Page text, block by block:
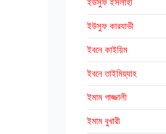
ইউসুফ কারযাভী
ইবনে কাইয়িম
ইবনে তাইমিয়্যাহ
ইমাম গাজ্জালী
ইমাম বুখারী